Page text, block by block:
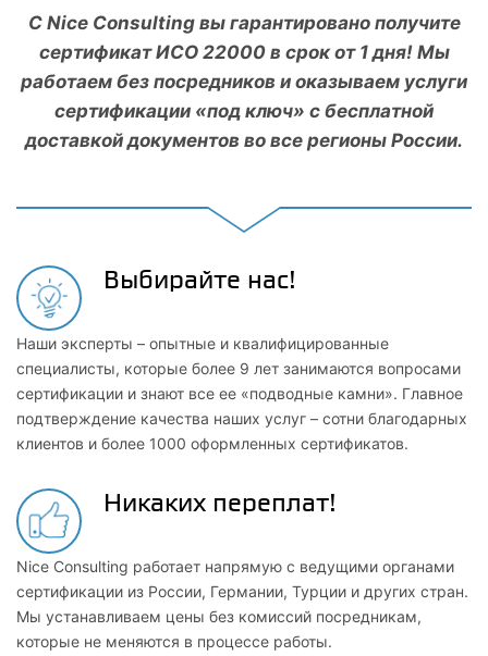
С Nice Consulting вы гарантировано получите
сертификат ИСО 22000 в срок от 1 дня! Мы
работаем без посредников и оказываем услуги
сертификации «под ключ» с бесплатной
доставкой документов во все регионы России.
Выбирайте нас!
Наши эксперты – опытные и квалифицированные
специалисты, которые более 9 лет занимаются вопросами
сертификации и знают все ее «подводные камни». Главное
подтверждение качества наших услуг – сотни благодарных
клиентов и более 1000 оформленных сертификатов.
Никаких переплат!
Nice Consulting работает напрямую с ведущими органами
сертификации из России, Германии, Турции и других стран.
Мы устанавливаем цены без комиссий посредникам,
которые не меняются в процессе работы.